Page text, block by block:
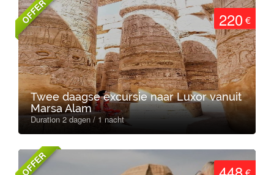
OFFER 220€
Twee daagse excursie naar Luxor vanuit
Marsa Alam
Duration 2 dagen / 1 nacht
OFFER